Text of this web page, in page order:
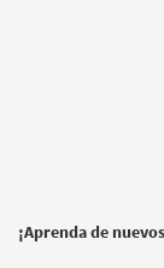
¡Aprenda de